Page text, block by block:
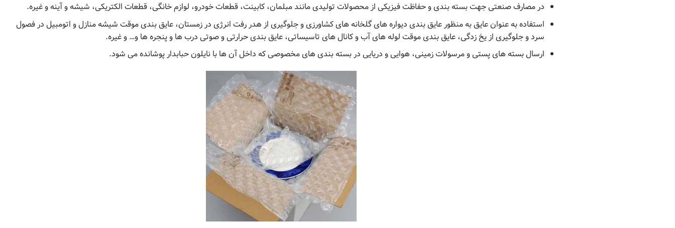
در مصارف صنعتی جهت بسته بندی و حفاظت فیزیکی از محصولات تولیدی مانند مبلمان، کابینت، قطعات خودرو، لوازم خانگی، قطعات الکتریکی، شیشه و آینه و غیره.
استفاده به عنوان عایق به منظور عایق بندی دیواره های گلخانه های کشاورزی و جلوگیری از هدر رفت انرژی در زمستان، عایق بندی موقت شیشه منازل و اتومبیل در فصول
سرد و جلوگیری از یخ زدگی، عایق بندی موقت لوله های آب و کانال های تاسیساتی، عایق بندی حرارتی و صوتی درب ها و پنجره ها و… و غیره.
ارسال بسته های پستی و مرسولات زمینی، هوایی و دریایی در بسته ‌بندی ‌های مخصوصی که داخل آن ها با نایلون حبابدار پوشانده می‌ شود.